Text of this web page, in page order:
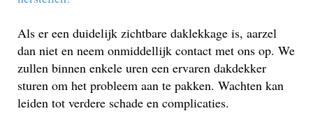
Als er een duidelijk zichtbare daklekkage is, aarzel
dan niet en neem onmiddellijk contact met ons op. We
zullen binnen enkele uren een ervaren dakdekker
sturen om het probleem aan te pakken. Wachten kan
leiden tot verdere schade en complicaties.